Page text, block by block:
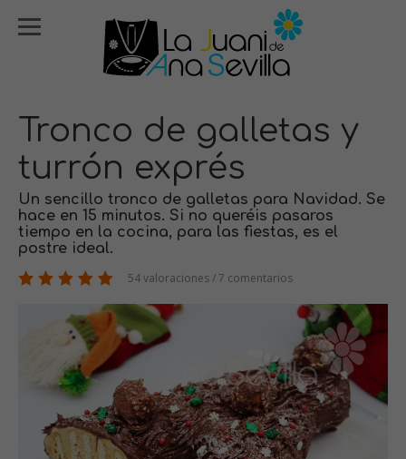
Tronco de galletas y
turrón exprés
Un sencillo tronco de galletas para Navidad. Se
hace en 15 minutos. Si no queréis pasaros
tiempo en la cocina, para las fiestas, es el
postre ideal.
54 valoraciones / 7 comentarios